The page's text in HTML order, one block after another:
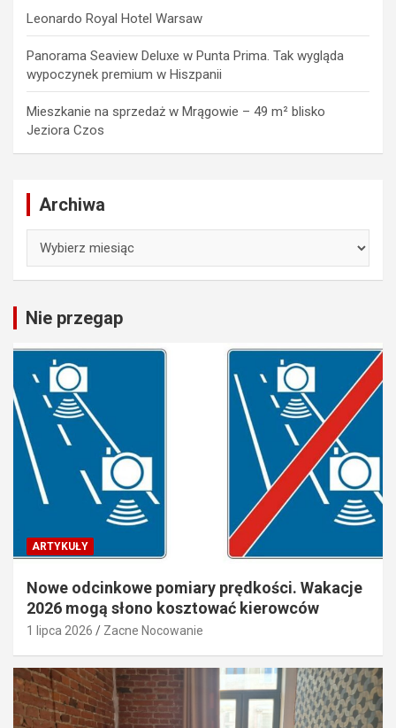
Leonardo Royal Hotel Warsaw
Panorama Seaview Deluxe w Punta Prima. Tak wygląda
wypoczynek premium w Hiszpanii
Mieszkanie na sprzedaż w Mrągowie – 49 m² blisko
Jeziora Czos
Archiwa
Nie przegap
ARTYKUŁY
Nowe odcinkowe pomiary prędkości. Wakacje
2026 mogą słono kosztować kierowców
1 lipca 2026 Zacne Nocowanie